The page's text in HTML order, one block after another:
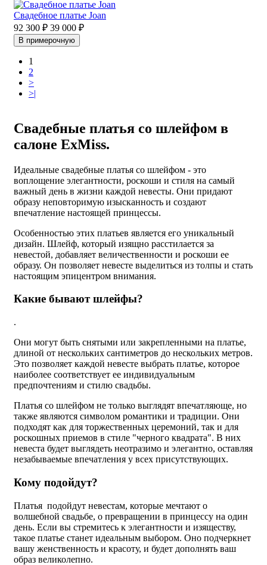
Свадебное платье Joan
92 300 ₽ 39 000 ₽
В примерочную
1
2
>
>|
Свадебные платья со шлейфом в
салоне ExMiss.
Идеальные свадебные платья со шлейфом - это
воплощение элегантности, роскоши и стиля на самый
важный день в жизни каждой невесты. Они придают
образу неповторимую изысканность и создают
впечатление настоящей принцессы.
Особенностью этих платьев является его уникальный
дизайн. Шлейф, который изящно расстилается за
невестой, добавляет величественности и роскоши ее
образу. Он позволяет невесте выделиться из толпы и стать
настоящим эпицентром внимания.
Какие бывают шлейфы?
.
Они могут быть снятыми или закрепленными на платье,
длиной от нескольких сантиметров до нескольких метров.
Это позволяет каждой невесте выбрать платье, которое
наиболее соответствует ее индивидуальным
предпочтениям и стилю свадьбы.
Платья со шлейфом не только выглядят впечатляюще, но
также являются символом романтики и традиции. Они
подходят как для торжественных церемоний, так и для
роскошных приемов в стиле "черного квадрата". В них
невеста будет выглядеть неотразимо и элегантно, оставляя
незабываемые впечатления у всех присутствующих.
Кому подойдут?
Платья подойдут невестам, которые мечтают о
волшебной свадьбе, о превращении в принцессу на один
день. Если вы стремитесь к элегантности и изяществу,
такое платье станет идеальным выбором. Оно подчеркнет
вашу женственность и красоту, и будет дополнять ваш
образ великолепно.